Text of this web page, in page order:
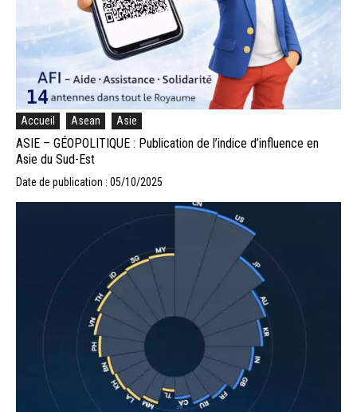
Accueil Asean Asie
ASIE – GÉOPOLITIQUE : Publication de l’indice d’influence en
Asie du Sud-Est
Date de publication : 05/10/2025